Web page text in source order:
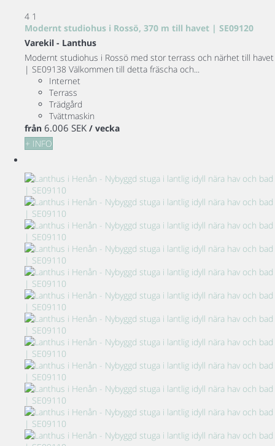
4 1
Modernt studiohus i Rossö, 370 m till havet | SE09120
Varekil - Lanthus
Modernt studiohus i Rossö med stor terrass och närhet till havet
| SE09138 Välkommen till detta fräscha och...
Internet
Terrass
Trädgård
Tvättmaskin
från 6.006 SEK / vecka
+ INFO